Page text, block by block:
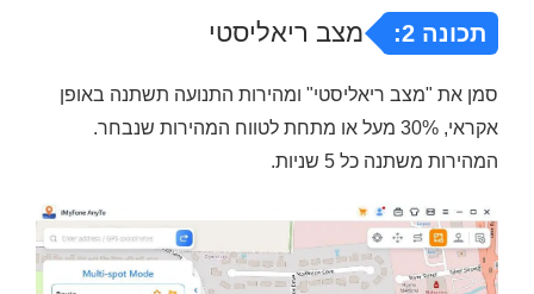
תכונה 2: מצב ריאליסטי
סמן את "מצב ריאליסטי" ומהירות התנועה תשתנה באופן
אקראי, 30% מעל או מתחת לטווח המהירות שנבחר.
המהירות משתנה כל 5 שניות.